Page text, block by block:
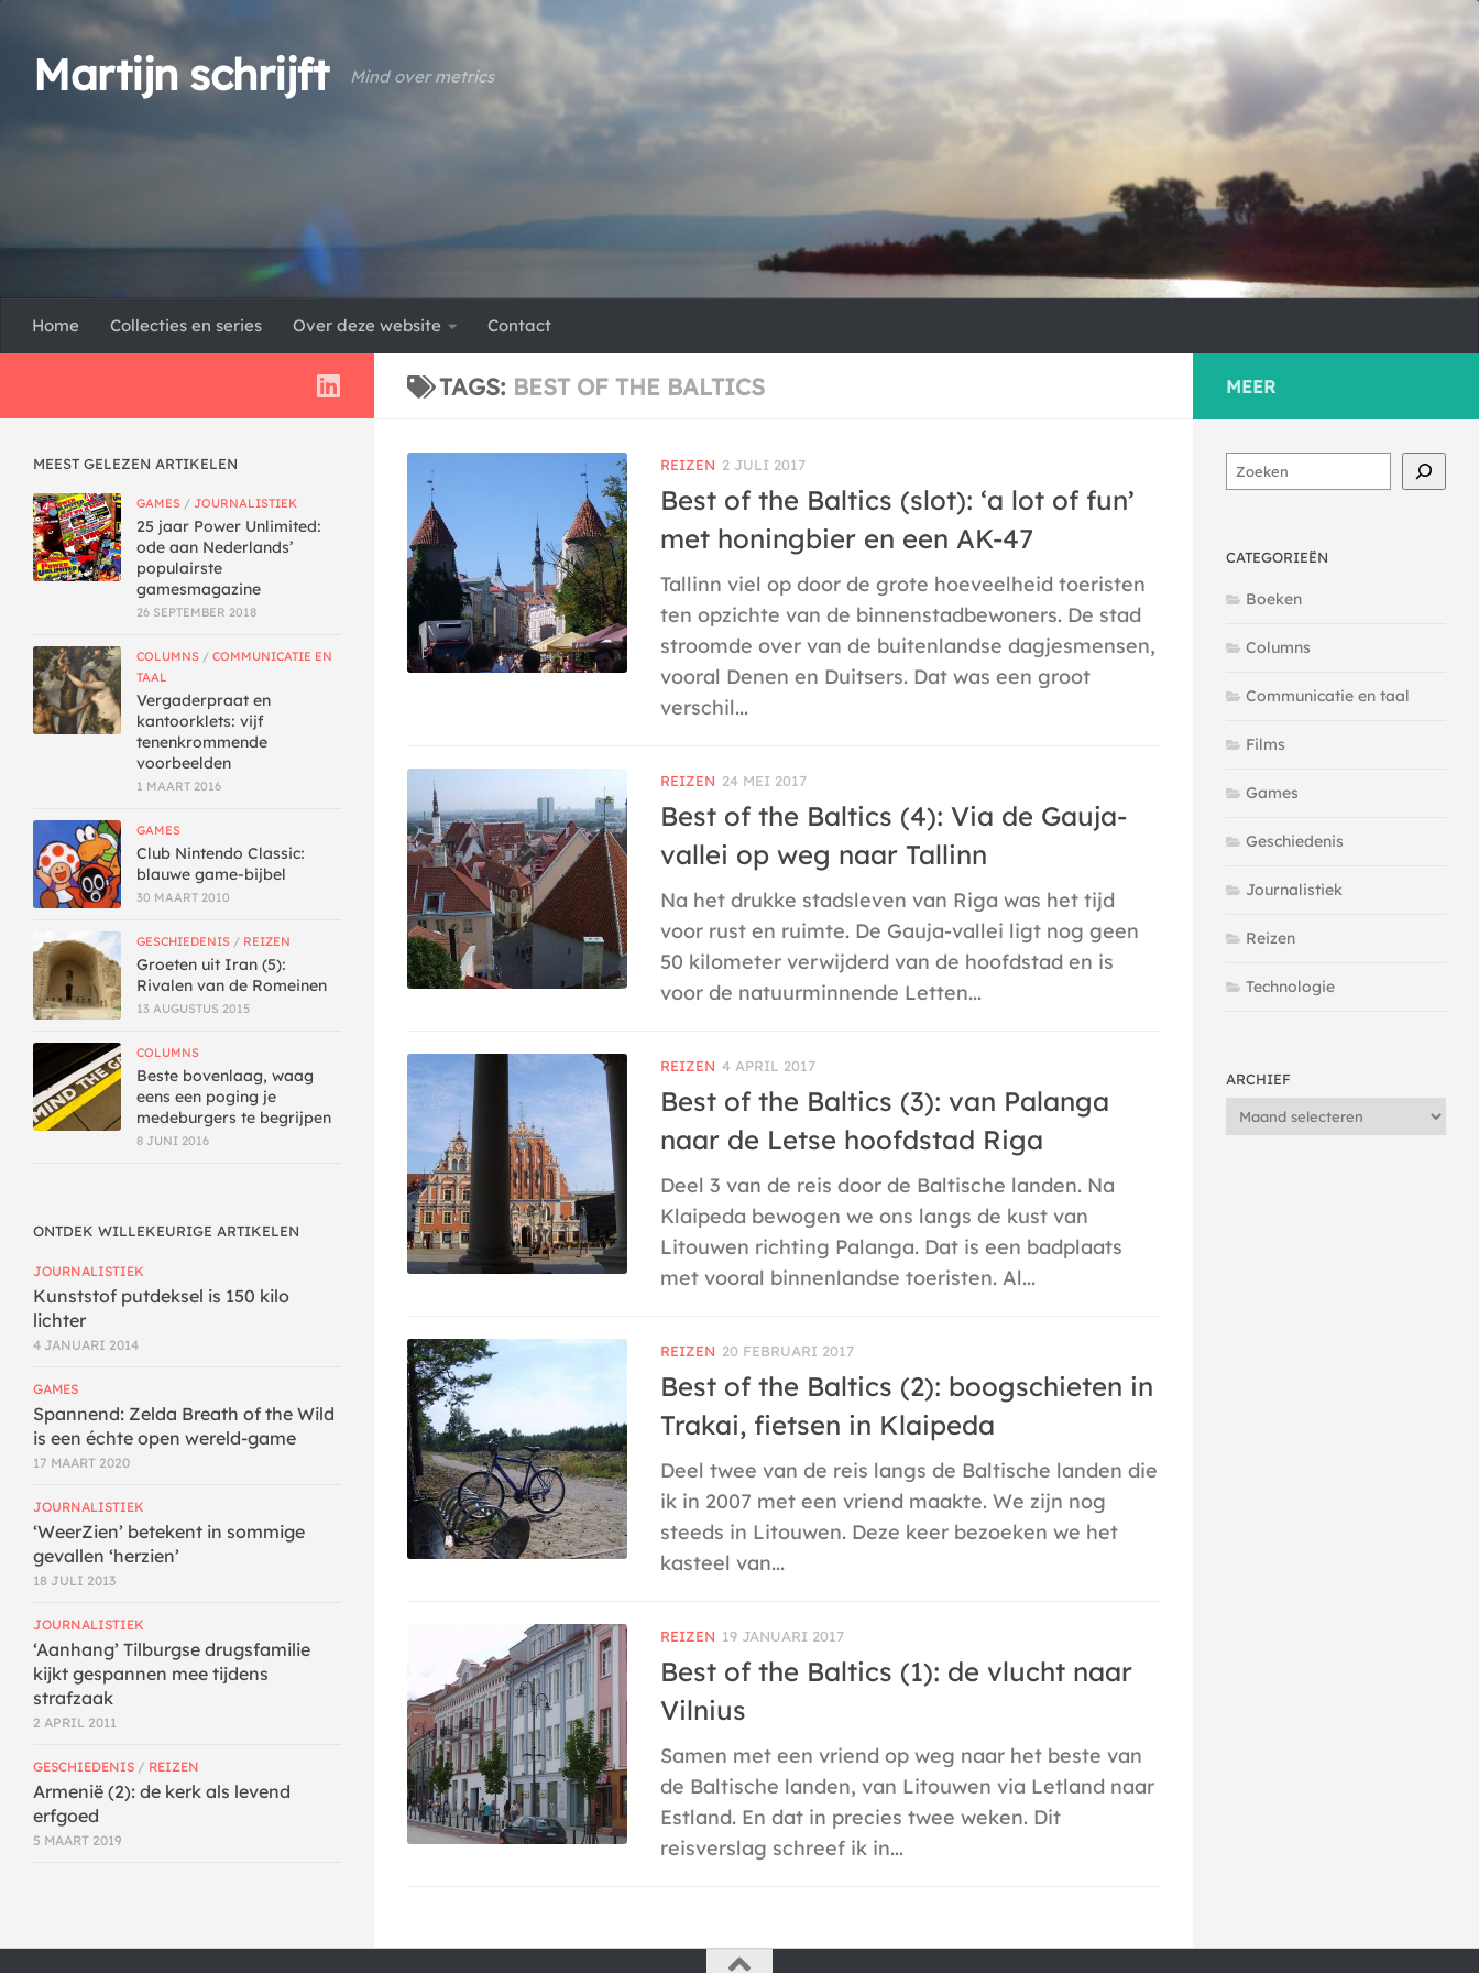
Doorgaan naar inhoud
Martijn schrijft Mind over metrics
Home Collecties en series Over deze website Contact
TAGS: BEST OF THE BALTICS
REIZEN 2 JULI 2017
Best of the Baltics (slot): ‘a lot of fun’
met honingbier en een AK-47
Tallinn viel op door de grote hoeveelheid toeristen
ten opzichte van de binnenstadbewoners. De stad
stroomde over van de buitenlandse dagjesmensen,
vooral Denen en Duitsers. Dat was een groot
verschil...
REIZEN 24 MEI 2017
Best of the Baltics (4): Via de Gauja-
vallei op weg naar Tallinn
Na het drukke stadsleven van Riga was het tijd
voor rust en ruimte. De Gauja-vallei ligt nog geen
50 kilometer verwijderd van de hoofdstad en is
voor de natuurminnende Letten...
REIZEN 4 APRIL 2017
Best of the Baltics (3): van Palanga
naar de Letse hoofdstad Riga
Deel 3 van de reis door de Baltische landen. Na
Klaipeda bewogen we ons langs de kust van
Litouwen richting Palanga. Dat is een badplaats
met vooral binnenlandse toeristen. Al...
REIZEN 20 FEBRUARI 2017
Best of the Baltics (2): boogschieten in
Trakai, fietsen in Klaipeda
Deel twee van de reis langs de Baltische landen die
ik in 2007 met een vriend maakte. We zijn nog
steeds in Litouwen. Deze keer bezoeken we het
kasteel van...
REIZEN 19 JANUARI 2017
Best of the Baltics (1): de vlucht naar
Vilnius
Samen met een vriend op weg naar het beste van
de Baltische landen, van Litouwen via Letland naar
Estland. En dat in precies twee weken. Dit
reisverslag schreef ik in...
MEEST GELEZEN ARTIKELEN
GAMES / JOURNALISTIEK
25 jaar Power Unlimited:
ode aan Nederlands’
populairste
gamesmagazine
26 SEPTEMBER 2018
COLUMNS / COMMUNICATIE EN
TAAL
Vergaderpraat en
kantoorklets: vijf
tenenkrommende
voorbeelden
1 MAART 2016
GAMES
Club Nintendo Classic:
blauwe game-bijbel
30 MAART 2010
GESCHIEDENIS / REIZEN
Groeten uit Iran (5):
Rivalen van de Romeinen
13 AUGUSTUS 2015
COLUMNS
Beste bovenlaag, waag
eens een poging je
medeburgers te begrijpen
8 JUNI 2016
ONTDEK WILLEKEURIGE ARTIKELEN
JOURNALISTIEK
Kunststof putdeksel is 150 kilo
lichter
4 JANUARI 2014
GAMES
Spannend: Zelda Breath of the Wild
is een échte open wereld-game
17 MAART 2020
JOURNALISTIEK
‘WeerZien’ betekent in sommige
gevallen ‘herzien’
18 JULI 2013
JOURNALISTIEK
‘Aanhang’ Tilburgse drugsfamilie
kijkt gespannen mee tijdens
strafzaak
2 APRIL 2011
GESCHIEDENIS / REIZEN
Armenië (2): de kerk als levend
erfgoed
5 MAART 2019
MEER
Zoeken
CATEGORIEËN
Boeken
Columns
Communicatie en taal
Films
Games
Geschiedenis
Journalistiek
Reizen
Technologie
ARCHIEF
Archief